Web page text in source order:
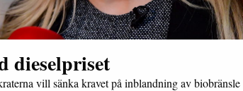
dieselpriset
vill sänka kravet på inblandning av